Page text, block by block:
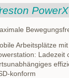
PowerX
Arbeitsplätze
Ladezeit
konform